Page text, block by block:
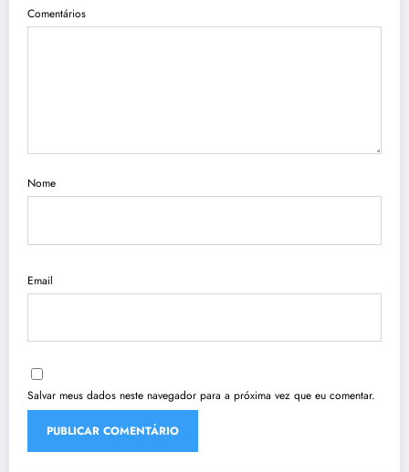
Comentários
Nome
Email
Salvar meus dados neste navegador para a próxima vez que eu comentar.